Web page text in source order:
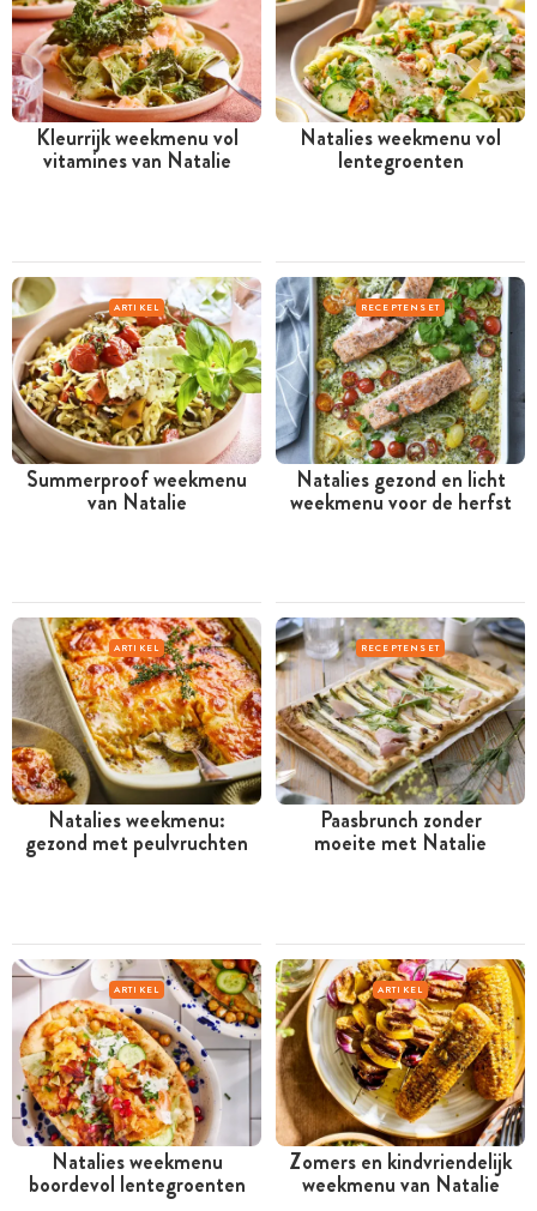
Kleurrijk weekmenu vol
vitamines van Natalie
Natalies weekmenu vol
lentegroenten
ARTIKEL
Summerproof weekmenu
van Natalie
RECEPTENSET
Natalies gezond en licht
weekmenu voor de herfst
ARTIKEL
Natalies weekmenu:
gezond met peulvruchten
RECEPTENSET
Paasbrunch zonder
moeite met Natalie
ARTIKEL
Natalies weekmenu
boordevol lentegroenten
ARTIKEL
Zomers en kindvriendelijk
weekmenu van Natalie